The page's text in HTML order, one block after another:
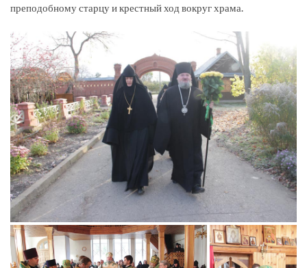
преподобному старцу и крестный ход вокруг храма.